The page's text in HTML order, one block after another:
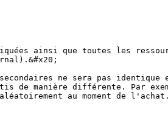
ainsi que toutes les
ne sera pas identique
de manière différente. Par
au moment de l'achat.